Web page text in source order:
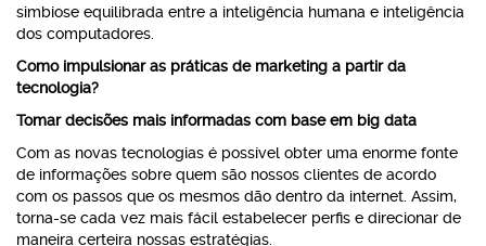
simbiose equilibrada entre a inteligência humana e inteligência
dos computadores.
Como impulsionar as práticas de marketing a partir da
tecnologia?
Tomar decisões mais informadas com base em big data
Com as novas tecnologias é possível obter uma enorme fonte
de informações sobre quem são nossos clientes de acordo
com os passos que os mesmos dão dentro da internet. Assim,
torna-se cada vez mais fácil estabelecer perfis e direcionar de
maneira certeira nossas estratégias.